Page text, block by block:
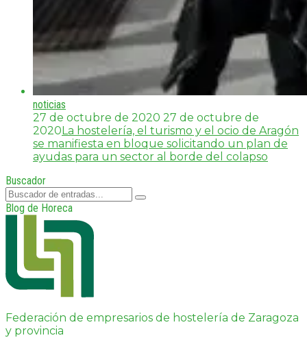
noticias
27 de octubre de 2020 27 de octubre de
2020 La hostelería, el turismo y el ocio de Aragón
se manifiesta en bloque solicitando un plan de
ayudas para un sector al borde del colapso
Buscador
Blog de Horeca
Federación de empresarios de hostelería de Zaragoza
y provincia